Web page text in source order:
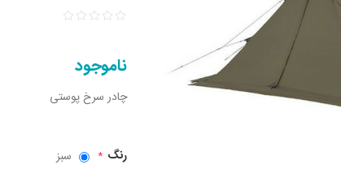
ناموجود
چادر سرخ پوستی
رنگ * سبز